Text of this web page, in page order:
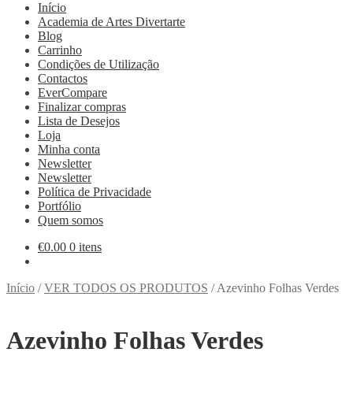
Início
Academia de Artes Divertarte
Blog
Carrinho
Condições de Utilização
Contactos
EverCompare
Finalizar compras
Lista de Desejos
Loja
Minha conta
Newsletter
Newsletter
Política de Privacidade
Portfólio
Quem somos
€0.00 0 itens
Início /VER TODOS OS PRODUTOS /Azevinho Folhas Verdes
Azevinho Folhas Verdes